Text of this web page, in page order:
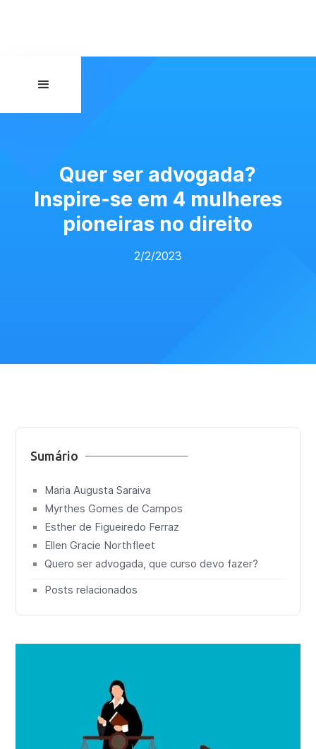
Quer ser advogada?
Inspire-se em 4 mulheres
pioneiras no direito
2/2/2023
Sumário
Maria Augusta Saraiva
Myrthes Gomes de Campos
Esther de Figueiredo Ferraz
Ellen Gracie Northfleet
Quero ser advogada, que curso devo fazer?
Posts relacionados